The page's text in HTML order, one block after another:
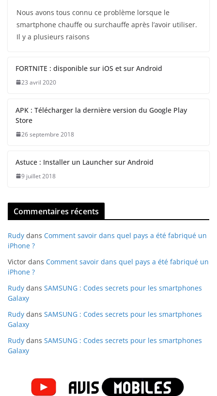
Nous avons tous connu ce problème lorsque le
smartphone chauffe ou surchauffe après l’avoir utiliser.
Il y a plusieurs raisons
FORTNITE : disponible sur iOS et sur Android
23 avril 2020
APK : Télécharger la dernière version du Google Play
Store
26 septembre 2018
Astuce : Installer un Launcher sur Android
9 juillet 2018
Commentaires récents
Rudy dans Comment savoir dans quel pays a été fabriqué un
iPhone ?
Victor dans Comment savoir dans quel pays a été fabriqué un
iPhone ?
Rudy dans SAMSUNG : Codes secrets pour les smartphones
Galaxy
Rudy dans SAMSUNG : Codes secrets pour les smartphones
Galaxy
Rudy dans SAMSUNG : Codes secrets pour les smartphones
Galaxy